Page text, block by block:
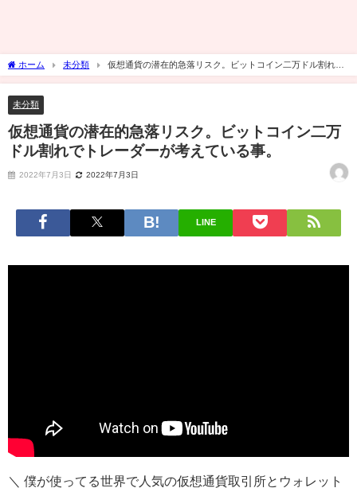
ホーム 未分類
仮想通貨の潜在的急落リスク。ビットコイン二万ドル割れで
トレーダーが考えている事。
未分類
仮想通貨の潜在的急落リスク。ビットコイン二万
ドル割れでトレーダーが考えている事。
2022年7月3日 2022年7月3日
LINE
＼ 僕が使ってる世界で人気の仮想通貨取引所とウォレット